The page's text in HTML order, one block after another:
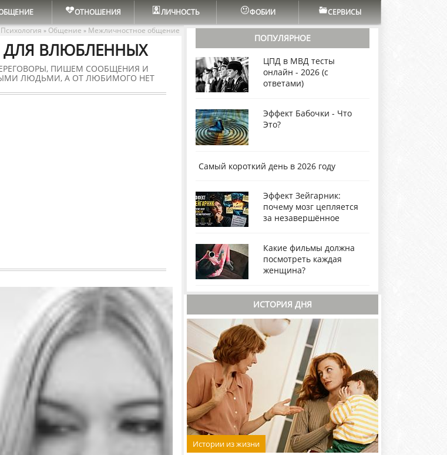
ОТНОШЕНИЯ ЛИЧНОСТЬ ФОБИИ
СЕРВИСЫ
Психология » Общение » Межличностное общение
ВЛЮБЛЕННЫХ
ПИШЕМ СООБЩЕНИЯ И
ЛЮДЬМИ, А ОТ ЛЮБИМОГО НЕТ
ПОПУЛЯРНОЕ
ЦПД в МВД тесты
онлайн - 2026 (с
ответами)
Эффект Бабочки - Что
Это?
Самый короткий день в 2026 году
Эффект Зейгарник:
почему мозг цепляется
за незавершённое
Какие фильмы должна
посмотреть каждая
женщина?
ИСТОРИЯ ДНЯ
Истории из жизни